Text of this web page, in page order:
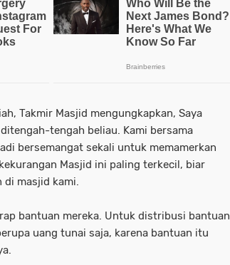
Takmir Masjid mengungkapkan, Saya
tengah beliau. Kami bersama
bersemangat sekali untuk memamerkan
Masjid ini paling terkecil, biar
masjid kami.
bantuan mereka. Untuk distribusi bantuan
uang tunai saja, karena bantuan itu